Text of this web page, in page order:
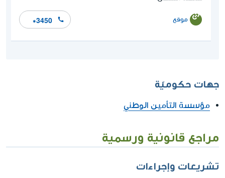
موقع *3450
جهات حكوميّة
مؤسسة التأمين الوطني
مراجع قانونية ورسمية
تشريعات وإجراءات